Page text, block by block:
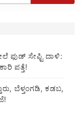
ಫುಡ್ ಸೇಫ್ಟಿ ದಾಳಿ:
ಪತ್ತೆ!
ಬೆಳ್ತಂಗಡಿ, ಕಡಬ,